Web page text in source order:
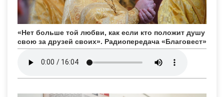
«Нет больше той любви, как если кто положит душу
свою за друзей своих». Радиопередача «Благовест»